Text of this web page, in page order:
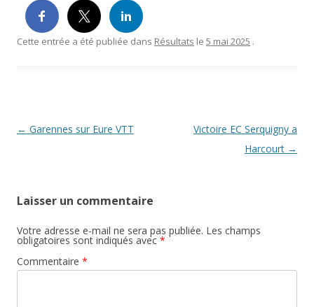
Cette entrée a été publiée dans Résultats le 5 mai 2025 .
Navigation des articles
← Garennes sur Eure VTT
Victoire EC Serquigny a
Harcourt →
Laisser un commentaire
Votre adresse e-mail ne sera pas publiée. Les champs
obligatoires sont indiqués avec *
Commentaire *